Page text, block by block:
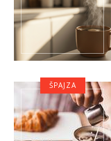
ŠPAJZA